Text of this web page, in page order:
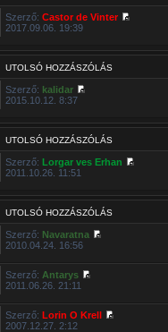
Szerző:Castor de Vinter
2017.09.06. 19:39
UTOLSÓ HOZZÁSZÓLÁS
Szerző: kalidar
2015.10.12. 8:37
UTOLSÓ HOZZÁSZÓLÁS
Szerző:Lorgar ves Erhan
2011.10.26. 11:51
UTOLSÓ HOZZÁSZÓLÁS
Szerző: Navaratna
2010.04.24. 16:56
Szerző: Antarys
2011.06.26. 21:11
Szerző:Lorin O Krell
2007.12.27. 2:12